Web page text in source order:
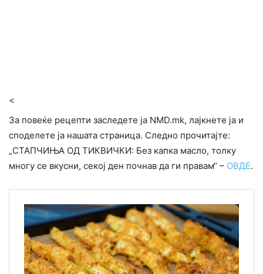
<
За повеќе рецепти заследете ја NMD.mk, лајкнете ја и
споделете ја нашата страница. Следно прочитајте:
„СТАПЧИЊА ОД ТИКВИЧКИ: Без капка масло, толку
многу се вкусни, секој ден почнав да ги правам“ – ОВДЕ.